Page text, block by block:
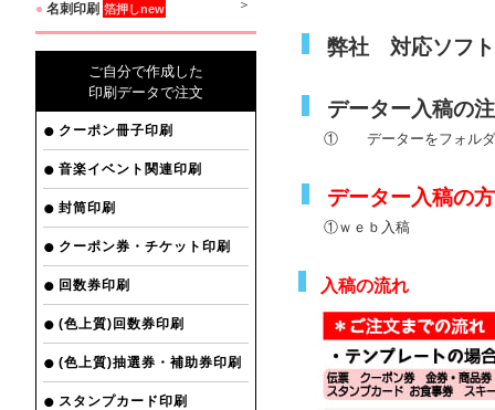
● 名刺印刷 箔押しnew
ご自分で作成した
印刷データで注文
クーポン冊子印刷
音楽イベント関連印刷
封筒印刷
クーポン券・チケット印刷
回数券印刷
(色上質)回数券印刷
(色上質)抽選券・補助券印刷
スタンプカード印刷
弊社 対応ソフ
データー入稿の
① データーをフォルダ
データー入稿
①ｗｅｂ入稿 ② フ
入稿の流れ